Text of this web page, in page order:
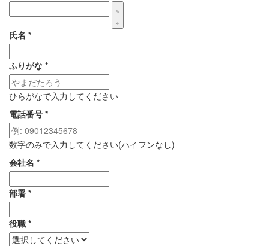
氏名 *
ふりがな *
ひらがなで入力してください
電話番号 *
数字のみで入力してください(ハイフンなし)
会社名 *
部署 *
役職 *